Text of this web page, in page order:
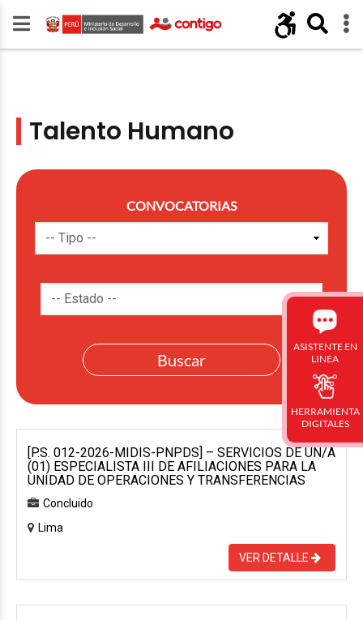
Talento Humano
CONVOCATORIAS
[P.S. 012-2026-MIDIS-PNPDS] – SERVICIOS DE UN/A
(01) ESPECIALISTA III DE AFILIACIONES PARA LA
UNIDAD DE OPERACIONES Y TRANSFERENCIAS
Concluido
Lima
VER DETALLE
ASISTENTE EN
LINEA
HERRAMIENTA
DIGITALES